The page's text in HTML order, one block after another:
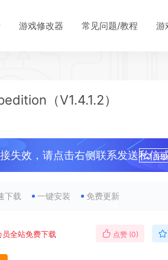
游戏修改器 常见问题/教程 游
（V1.4.1.2）
失效，请点击右侧联系发送私信
升
下载 一键安装 免费更新
全站免费下载 点赞 (0)